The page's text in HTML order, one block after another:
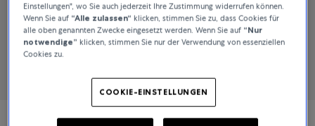
Einstellungen", wo Sie auch jederzeit Ihre Zustimmung widerrufen können.
Wenn Sie auf “Alle zulassen“ klicken, stimmen Sie zu, dass Cookies für
alle oben genannten Zwecke eingesetzt werden. Wenn Sie auf “Nur
notwendige” klicken, stimmen Sie nur der Verwendung von essenziellen
Cookies zu.
COOKIE-EINSTELLUNGEN